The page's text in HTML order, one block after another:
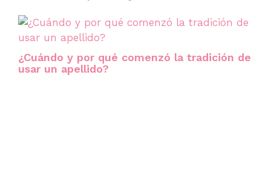
¿Cuándo y por qué comenzó la tradición de
usar un apellido?